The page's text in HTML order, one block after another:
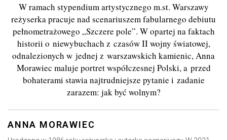
W ramach stypendium artystycznego m.st. Warszawy
reżyserka pracuje nad scenariuszem fabularnego debiutu
pełnometrażowego „Szczere pole”. W opartej na faktach
historii o niewybuchach z czasów II wojny światowej,
odnalezionych w jednej z warszawskich kamienic, Anna
Morawiec maluje portret współczesnej Polski, a przed
bohaterami stawia najtrudniejsze pytanie i zadanie
zarazem: jak być wolnym?
ANNA MORAWIEC